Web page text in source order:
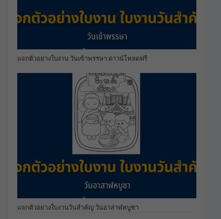
แจกตัวอย่างใบงาน วันเข้าพรรษา ดาวน์โหลดฟรี
แจกตัวอย่างใบงานวันสำคัญ วันอาสาฬหบูชา